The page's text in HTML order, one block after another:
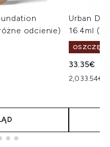
odcienie)
Urban
16.4ml
OSZCZĘDŹ
33.35€
2,033.54€